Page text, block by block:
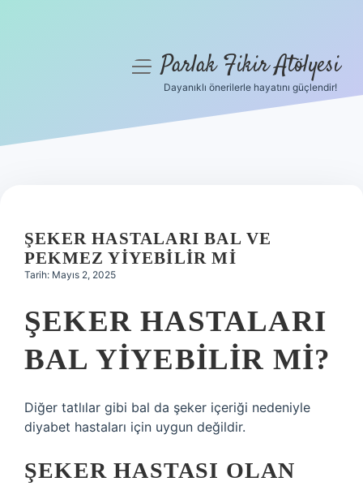
Hakkımızda
menüyüParlak Fikir Atölyesi
Dayanıklı önerilerle hayatını güçlendir!
ŞEKER HASTALARI BAL VE
PEKMEZ YIYEBILIR MI
Tarih: Mayıs 2, 2025
ŞEKER HASTALARI
BAL YIYEBILIR MI?
Diğer tatlılar gibi bal da şeker içeriği nedeniyle
diyabet hastaları için uygun değildir.
ŞEKER HASTASI OLAN